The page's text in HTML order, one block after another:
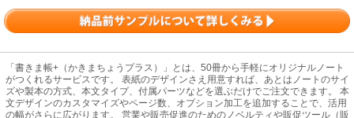
「書きま帳+（かきまちょうプラス）」とは、50冊から手軽にオリジナルノート
がつくれるサービスです。 表紙のデザインさえ用意すれば、あとはノートのサイ
ズや製本の方式、本文タイプ、付属パーツなどを選ぶだけでご注文できます。 本
文デザインのカスタマイズやページ数、オプション加工を追加することで、活用
の幅がさらに広がります。 営業や販売促進のためのノベルティや販促ツール（販